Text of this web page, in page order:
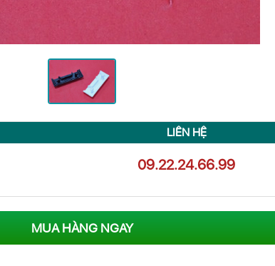
LIÊN HỆ
09.22.24.66.99
MUA HÀNG NGAY